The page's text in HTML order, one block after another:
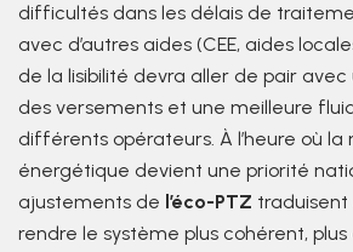
difficultés dans les délais de
avec d’autres aides (CEE, aides
de la lisibilité devra aller de pair
des versements et une meilleure
différents opérateurs. À l’heure où la
énergétique devient une priorité
ajustements de l’éco-PTZ traduisent
rendre le système plus cohérent,